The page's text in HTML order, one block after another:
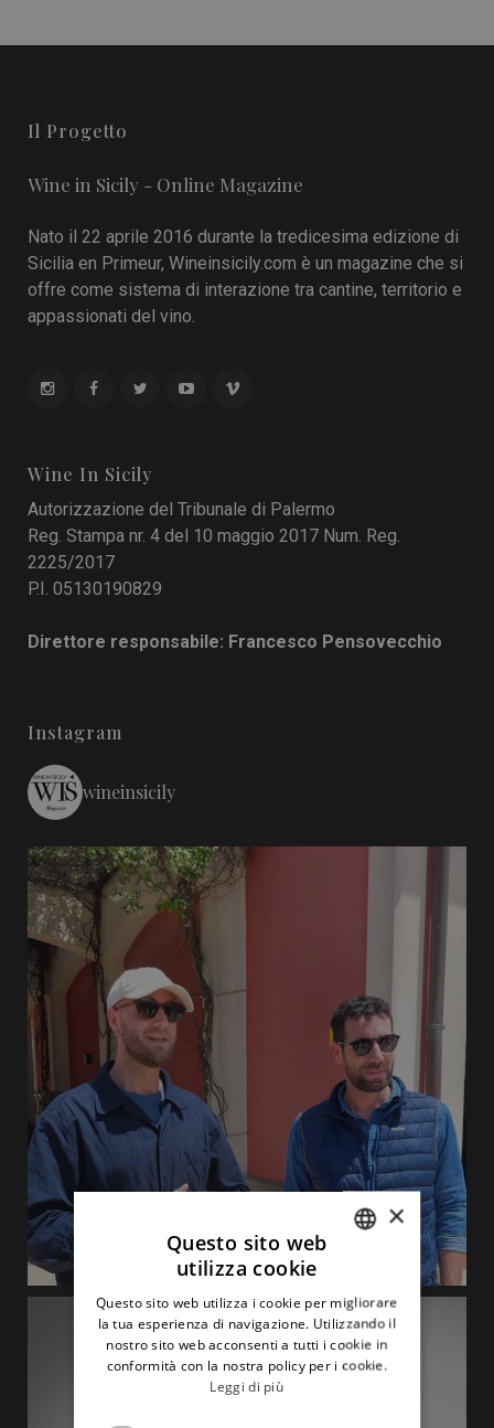
Il Progetto
Wine in Sicily - Online Magazine
Nato il 22 aprile 2016 durante la tredicesima edizione di
Sicilia en Primeur, Wineinsicily.com è un magazine che si
offre come sistema di interazione tra cantine, territorio e
appassionati del vino.
Wine In Sicily
Autorizzazione del Tribunale di Palermo
Reg. Stampa nr. 4 del 10 maggio 2017 Num. Reg.
2225/2017
P.I. 05130190829
Direttore responsabile: Francesco Pensovecchio
Instagram
wineinsicily
ENGLISH
×
Questo sito web
utilizza cookie
Questo sito web utilizza i cookie per migliorare
la tua esperienza di navigazione. Utilizzando il
nostro sito web acconsenti a tutti i cookie in
conformità con la nostra policy per i cookie.
Leggi di più